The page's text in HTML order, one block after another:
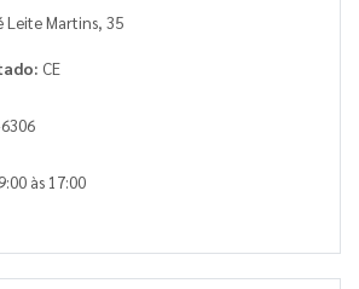
Leite Martins, 35
CE
às 17:00